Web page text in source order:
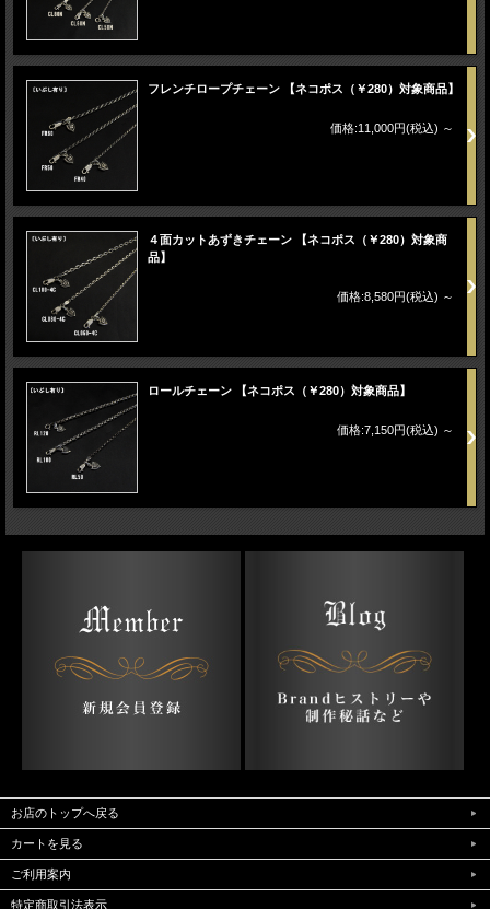
フレンチロープチェーン 【ネコポス（￥280）対象商品】
価格:11,000円(税込) ～
４面カットあずきチェーン 【ネコポス（￥280）対象商
品】
価格:8,580円(税込) ～
ロールチェーン 【ネコポス（￥280）対象商品】
価格:7,150円(税込) ～
お店のトップへ戻る
カートを見る
ご利用案内
特定商取引法表示